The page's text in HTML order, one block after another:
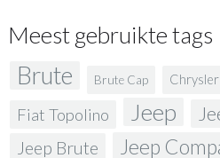
Meest gebruikte tags
Brute Brute Cap
Fiat Topolino Jeep
Jeep Brute Jeep